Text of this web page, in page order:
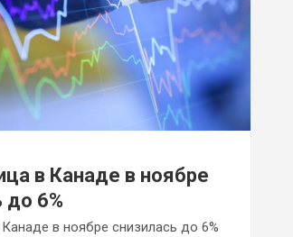
в Канаде в ноябре
до 6%
в ноябре снизилась до 6%